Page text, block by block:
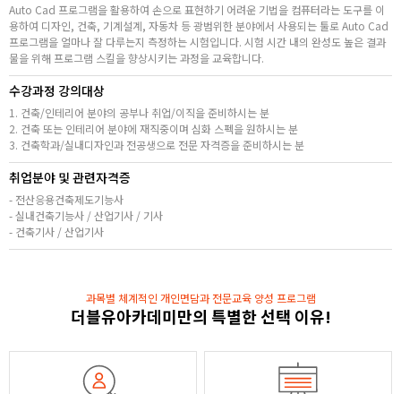
Auto Cad 프로그램을 활용하여 손으로 표현하기 어려운 기법을 컴퓨터라는 도구를 이
용하여 디자인, 건축, 기계설계, 자동차 등 광범위한 분야에서 사용되는 툴로 Auto Cad
프로그램을 얼마나 잘 다루는지 측정하는 시험입니다. 시험 시간 내의 완성도 높은 결과
물을 위해 프로그램 스킬을 향상시키는 과정을 교육합니다.
수강과정 강의대상
1. 건축/인테리어 분야의 공부나 취업/이직을 준비하시는 분
2. 건축 또는 인테리어 분야에 재직중이며 심화 스펙을 원하시는 분
3. 건축학과/실내디자인과 전공생으로 전문 자격증을 준비하시는 분
취업분야 및 관련자격증
- 전산응용건축제도기능사
- 실내건축기능사 / 산업기사 / 기사
- 건축기사 / 산업기사
과목별 체계적인 개인면담과 전문교육 양성 프로그램
더블유아카데미만의 특별한 선택 이유!